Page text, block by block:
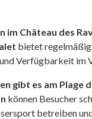
im Château des
bietet regelmäßig
Verfügbarkeit im
gibt es am Plage
können Besucher
betreiben